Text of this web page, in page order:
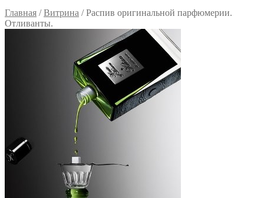
Главная /Витрина /Распив оригинальной парфюмерии.
Отливанты.